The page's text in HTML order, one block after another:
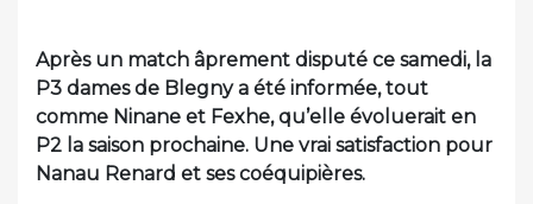
Après un match âprement disputé ce samedi, la
P3 dames de Blegny a été informée, tout
comme Ninane et Fexhe, qu’elle évoluerait en
P2 la saison prochaine. Une vrai satisfaction pour
Nanau Renard et ses coéquipières.